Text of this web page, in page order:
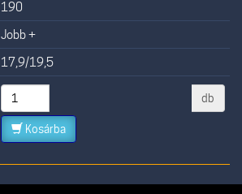
190
Jobb +
17,9/19,5
db
Kosárba